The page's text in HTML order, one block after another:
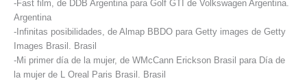
-Fast film, de DDB Argentina para Golf GTI de Volkswagen Argentina.
Argentina
-Infinitas posibilidades, de Almap BBDO para Getty images de Getty
Images Brasil. Brasil
-Mi primer día de la mujer, de WMcCann Erickson Brasil para Día de
la mujer de L Oreal Paris Brasil. Brasil